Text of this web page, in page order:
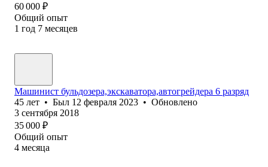
60 000 ₽
Общий опыт
1 год 7 месяцев
Машинист бульдозера,экскаватора,автогрейдера 6 разряд
45 лет • Был 12 февраля 2023 • Обновлено
3 сентября 2018
35 000 ₽
Общий опыт
4 месяца